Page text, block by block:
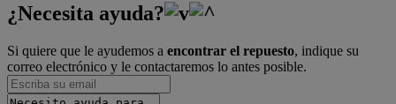
¿Necesita ayuda?
Si quiere que le ayudemos a encontrar el repuesto, indique su
correo electrónico y le contactaremos lo antes posible.